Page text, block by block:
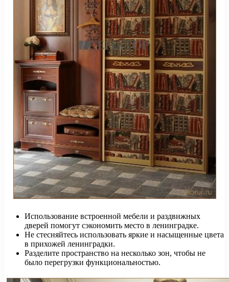
Использование встроенной мебели и раздвижных
дверей помогут сэкономить место в ленинградке.
Не стесняйтесь использовать яркие и насыщенные цвета
в прихожей ленинградки.
Разделите пространство на несколько зон, чтобы не
было перегрузки функциональностью.